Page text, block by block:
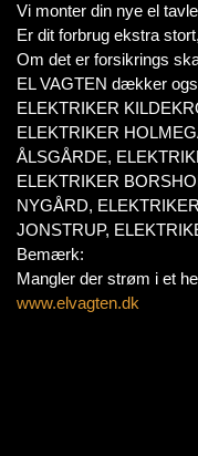
Vi monter din nye el
Er dit forbrug ekstra
Om det er forsikrings
EL VAGTEN dækker
ELEKTRIKER
ELEKTRIKER
ÅLSGÅRDE,
ELEKTRIKER
NYGÅRD,
JONSTRUP,
Bemærk:
Mangler der strøm i et
www.elvagten.dk